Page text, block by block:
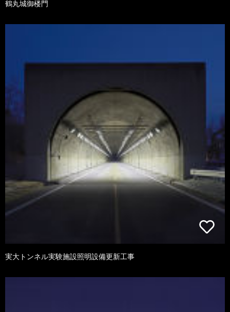
鶴丸城御楼門
実大トンネル実験施設照明設備更新工事